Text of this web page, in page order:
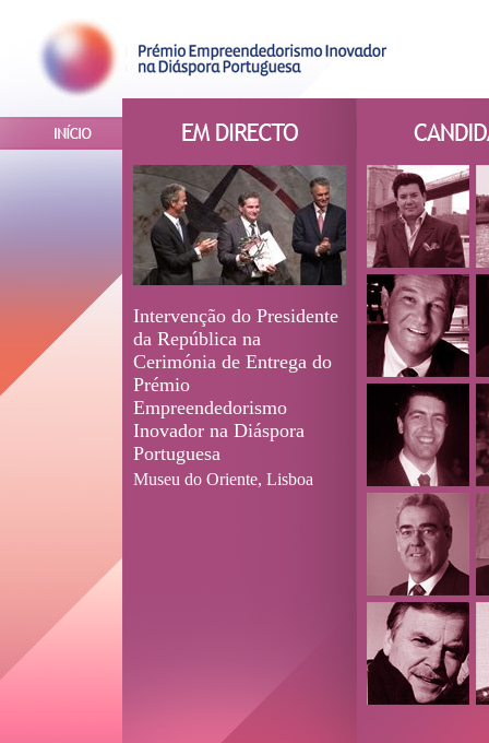
Intervenção do Presidente
da República na
Cerimónia de Entrega do
Prémio
Empreendedorismo
Inovador na Diáspora
Portuguesa
Museu do Oriente, Lisboa